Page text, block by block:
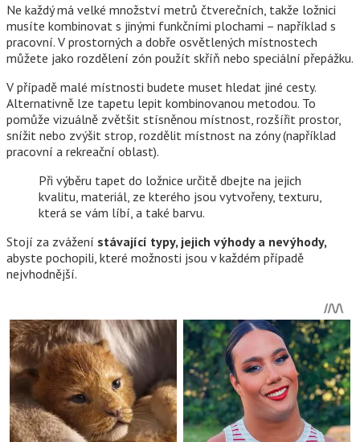
Ne každý má velké množství metrů čtverečních, takže ložnici
musíte kombinovat s jinými funkčními plochami – například s
pracovní. V prostorných a dobře osvětlených místnostech
můžete jako rozdělení zón použít skříň nebo speciální přepážku.
V případě malé místnosti budete muset hledat jiné cesty.
Alternativně lze tapetu lepit kombinovanou metodou. To
pomůže vizuálně zvětšit stísněnou místnost, rozšířit prostor,
snížit nebo zvýšit strop, rozdělit místnost na zóny (například
pracovní a rekreační oblast).
Při výběru tapet do ložnice určitě dbejte na jejich
kvalitu, materiál, ze kterého jsou vytvořeny, texturu,
která se vám líbí, a také barvu.
Stojí za zvážení stávající typy, jejich výhody a nevýhody,
abyste pochopili, které možnosti jsou v každém případě
nejvhodnější.